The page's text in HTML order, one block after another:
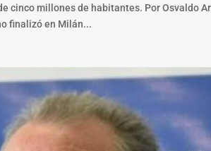
cinco millones de habitantes. Por Osvaldo
finalizó en Milán...